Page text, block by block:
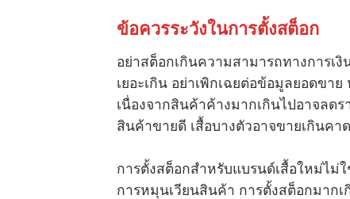
ข้อควรระวังในการตั้งสต็อก
อย่าสต็อกเกินความสามารถทางการเ
เยอะเกิน อย่าเพิกเฉยต่อข้อมูลยอดขา
เนื่องจากสินค้าค้างมากเกินไปอาจลด
สินค้าขายดี เสื้อบางตัวอาจขายเกินค
การตั้งสต็อกสำหรับแบรนด์เสื้อใหม่ไม่
การหมุนเวียนสินค้า การตั้งสต็อกมาก